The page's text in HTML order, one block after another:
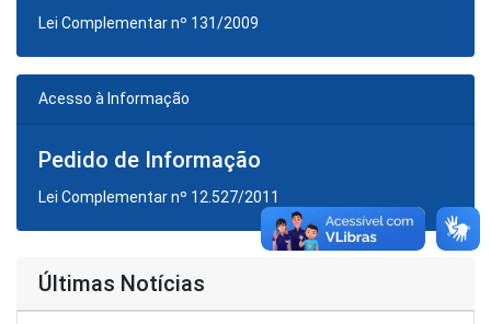
Lei Complementar nº 131/2009
Acesso à Informação
Pedido de Informação
Lei Complementar nº 12.527/2011
Últimas Notícias